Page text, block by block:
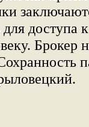
доступа
Брокер